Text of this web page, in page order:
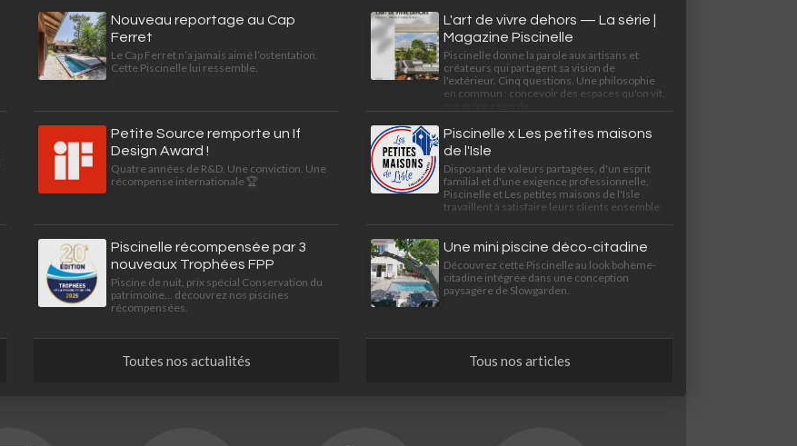
Nouveau reportage au Cap
Ferret
Le Cap Ferret n’a jamais aimé l’ostentation.
Cette Piscinelle lui ressemble.
Petite Source remporte un If
Design Award !
Quatre années de R&D. Une conviction. Une
récompense internationale 🏆
Piscinelle récompensée par 3
nouveaux Trophées FPP
Piscine de nuit, prix spécial Conservation du
patrimoine... découvrez nos piscines
récompensées.
Toutes nos actualités
L'art de vivre dehors — La série |
Magazine Piscinelle
Piscinelle donne la parole aux artisans et
créateurs qui partagent sa vision de
l'extérieur. Cinq questions. Une philosophie
en commun : concevoir des espaces qu'on vit,
Piscinelle x Les petites maisons
de l'Isle
Disposant de valeurs partagées, d'un esprit
familial et d'une exigence professionnelle,
Piscinelle et Les petites maisons de l'Isle
travaillent à satisfaire leurs clients ensemble.
Une mini piscine déco-citadine
Découvrez cette Piscinelle au look bohème-
citadine intégrée dans une conception
paysagère de Slowgarden.
Tous nos articles